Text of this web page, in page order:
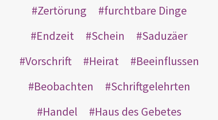
Zertörung
furchtbare Dinge
Endzeit
Schein
Saduzäer
Vorschrift
Heirat
Beeinflussen
Beobachten
Schriftgelehrten
Handel
Haus des Gebetes